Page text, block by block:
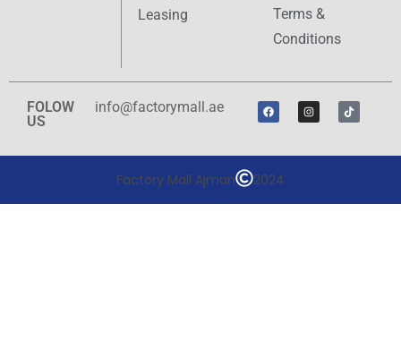
Leasing
Terms &
Conditions
FOLOW
US
info@factorymall.ae
Factory Mall Ajman 2024